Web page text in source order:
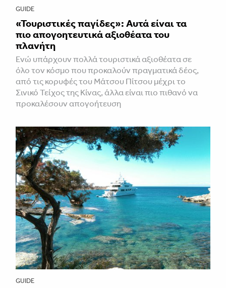
GUIDE
«Τουριστικές παγίδες»: Αυτά είναι τα
πιο απογοητευτικά αξιοθέατα του
πλανήτη
Ενώ υπάρχουν πολλά τουριστικά αξιοθέατα σε
όλο τον κόσμο που προκαλούν πραγματικά δέος,
από τις κορυφές του Μάτσου Πίτσου μέχρι το
Σινικό Τείχος της Κίνας, άλλα είναι πιο πιθανό να
προκαλέσουν απογοήτευση
GUIDE